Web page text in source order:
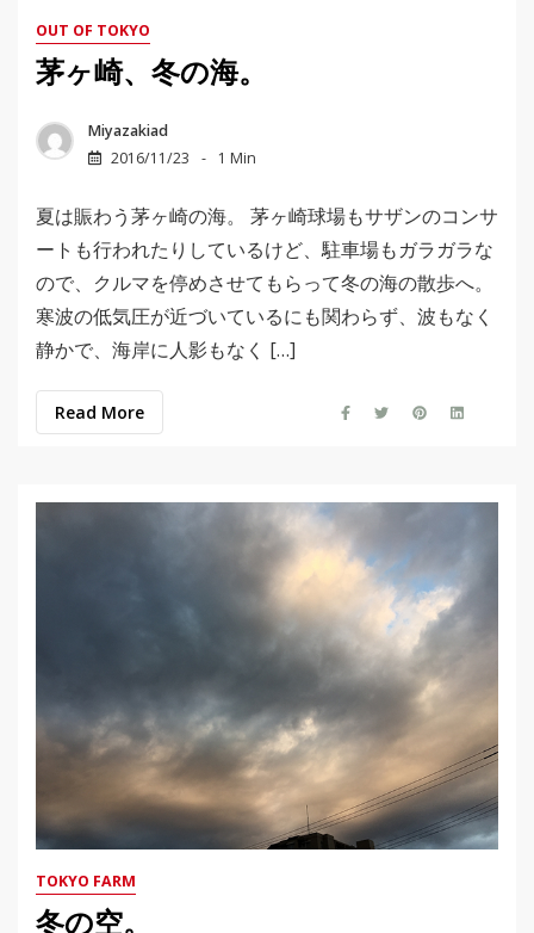
OUT OF TOKYO
茅ヶ崎、冬の海。
Miyazakiad
2016/11/23
1 Min
夏は賑わう茅ヶ崎の海。 茅ヶ崎球場もサザンのコンサ
ートも行われたりしているけど、駐車場もガラガラな
ので、クルマを停めさせてもらって冬の海の散歩へ。
寒波の低気圧が近づいているにも関わらず、波もなく
静かで、海岸に人影もなく […]
Read More
TOKYO FARM
冬の空。